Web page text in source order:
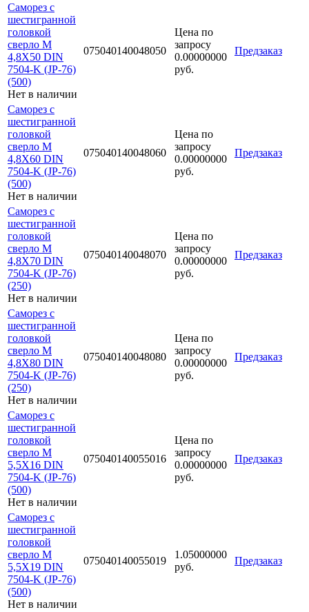
Саморез с
шестигранной
головкой
сверло М
4,8Х50 DIN
7504-K (JP-76)
(500)
Нет в наличии
075040140048050
Цена по
запросу
0.00000000
руб.
Предзаказ
Саморез с
шестигранной
головкой
сверло М
4,8Х60 DIN
7504-K (JP-76)
(500)
Нет в наличии
075040140048060
Цена по
запросу
0.00000000
руб.
Предзаказ
Саморез с
шестигранной
головкой
сверло М
4,8Х70 DIN
7504-K (JP-76)
(250)
Нет в наличии
075040140048070
Цена по
запросу
0.00000000
руб.
Предзаказ
Саморез с
шестигранной
головкой
сверло М
4,8Х80 DIN
7504-K (JP-76)
(250)
Нет в наличии
075040140048080
Цена по
запросу
0.00000000
руб.
Предзаказ
Саморез с
шестигранной
головкой
сверло М
5,5Х16 DIN
7504-K (JP-76)
(500)
Нет в наличии
075040140055016
Цена по
запросу
0.00000000
руб.
Предзаказ
Саморез с
шестигранной
головкой
сверло М
5,5Х19 DIN
7504-K (JP-76)
(500)
Нет в наличии
075040140055019
1.05000000
руб.
Предзаказ